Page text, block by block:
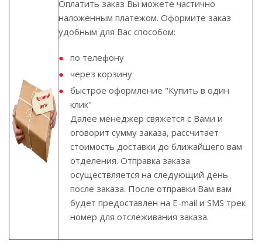
Оплатить заказ Вы можете частично
наложенным платежом. Оформите заказ
удобным для Вас способом:
по телефону
через корзину
быстрое оформление "Купить в один
клик"
Далее менеджер свяжется с Вами и
оговорит сумму заказа, рассчитает
стоимость доставки до ближайшего вам
отделения. Отправка заказа
осуществляется на следующий день
после заказа. После отправки Вам вам
будет предоставлен на E-mail и SMS трек
номер для отслеживания заказа.